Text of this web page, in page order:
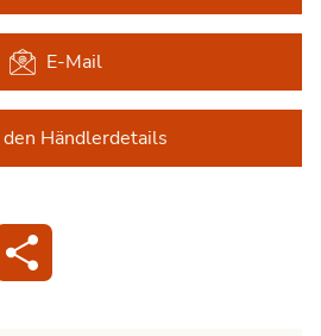
E-Mail
den Händlerdetails